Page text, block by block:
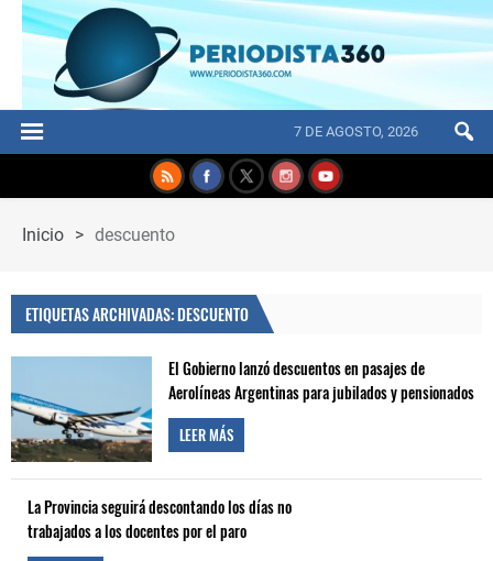
7 DE AGOSTO, 2026
Inicio > descuento
ETIQUETAS ARCHIVADAS: DESCUENTO
El Gobierno lanzó descuentos en pasajes de
Aerolíneas Argentinas para jubilados y pensionados
LEER MÁS
La Provincia seguirá descontando los días no
trabajados a los docentes por el paro